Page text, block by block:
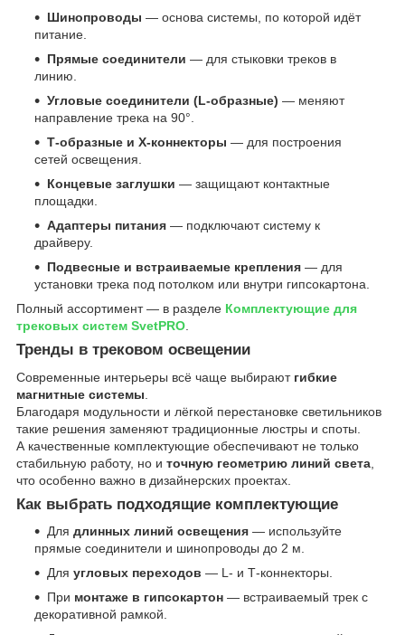
Шинопроводы — основа системы, по которой идёт
питание.
Прямые соединители — для стыковки треков в
линию.
Угловые соединители (L-образные) — меняют
направление трека на 90°.
Т-образные и X-коннекторы — для построения
сетей освещения.
Концевые заглушки — защищают контактные
площадки.
Адаптеры питания — подключают систему к
драйверу.
Подвесные и встраиваемые крепления — для
установки трека под потолком или внутри гипсокартона.
Полный ассортимент — в разделе Комплектующие для
трековых систем SvetPRO
Тренды в трековом освещении
Современные интерьеры всё чаще выбирают гибкие
магнитные системы
Благодаря модульности и лёгкой перестановке светильников
такие решения заменяют традиционные люстры и споты.
А качественные комплектующие обеспечивают не только
стабильную работу, но и точную геометрию линий света
что особенно важно в дизайнерских проектах.
Как выбрать подходящие комплектующие
Для длинных линий освещения — используйте
прямые соединители и шинопроводы до 2 м.
Для угловых переходов — L- и Т-коннекторы.
При монтаже в гипсокартон — встраиваемый трек с
декоративной рамкой.